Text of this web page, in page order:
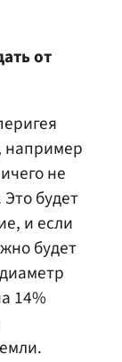
от
например
не
будет
и если
будет
14%